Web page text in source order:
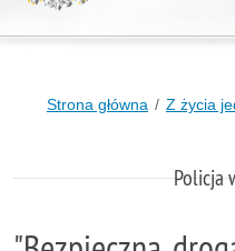
Strona główna Z życia
Policja